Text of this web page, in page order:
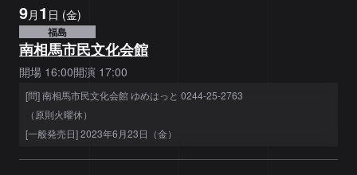
9月 1 日 (金)
福島
南相馬市民文化会館
開場 16:00開演 17:00
[問] 南相馬市民文化会館 ゆめはっと 0244-25-2763
（原則火曜休）
[一般発売日] 2023年6月23日（金）